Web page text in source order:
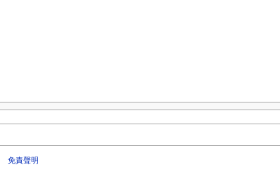
免責聲明